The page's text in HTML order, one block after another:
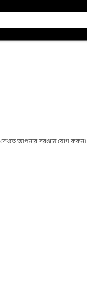
দেখতে আপনার সরঞ্জাম যোগ করুন।